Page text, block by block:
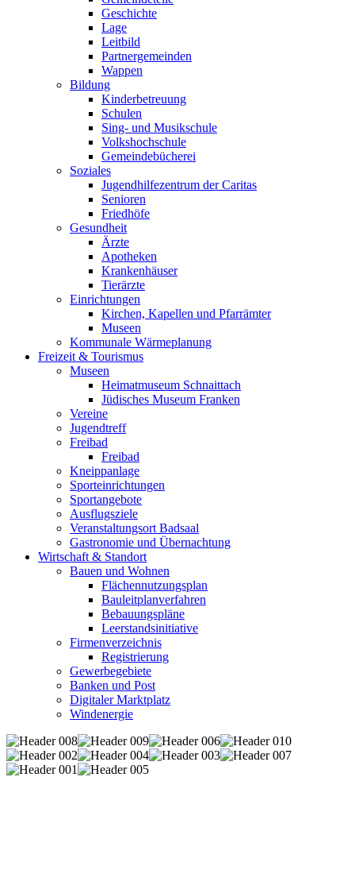
Geschichte
Lage
Leitbild
Partnergemeinden
Wappen
Bildung
Kinderbetreuung
Schulen
Sing- und Musikschule
Volkshochschule
Gemeindebücherei
Soziales
Jugendhilfezentrum der Caritas
Senioren
Friedhöfe
Gesundheit
Ärzte
Apotheken
Krankenhäuser
Tierärzte
Einrichtungen
Kirchen, Kapellen und Pfarrämter
Museen
Kommunale Wärmeplanung
Freizeit & Tourismus
Museen
Heimatmuseum Schnaittach
Jüdisches Museum Franken
Vereine
Jugendtreff
Freibad
Freibad
Kneippanlage
Sporteinrichtungen
Sportangebote
Ausflugsziele
Veranstaltungsort Badsaal
Gastronomie und Übernachtung
Wirtschaft & Standort
Bauen und Wohnen
Flächennutzungsplan
Bauleitplanverfahren
Bebauungspläne
Leerstandsinitiative
Firmenverzeichnis
Registrierung
Gewerbegebiete
Banken und Post
Digitaler Marktplatz
Windenergie